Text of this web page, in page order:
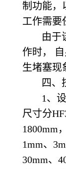
制功能，
工作需要
由于
作时，
生堵塞现
四、
1、
尺寸分
1800mm
1mm、
30mm、